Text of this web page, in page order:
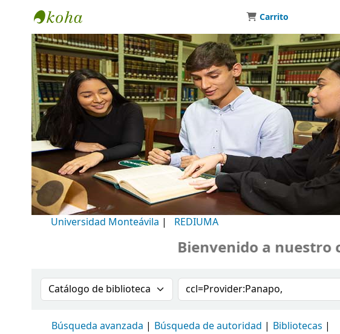
Biblioteca Universidad Monteávila
Carrito
Universidad Monteávila | REDIUMA
Bienvenido a nuestro
Buscar en el catálogo por:Buscar en el catálogo
Búsqueda avanzada Búsqueda de autoridad Bibliotecas